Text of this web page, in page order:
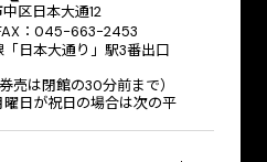
区日本大通12
：045-663-2453
日本大通り」駅3番出口
売は閉館の30分前まで）
日が祝日の場合は次の平